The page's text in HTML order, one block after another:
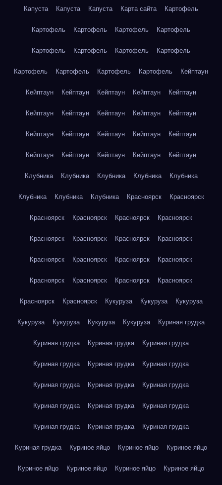
Капуста Капуста Капуста Карта сайта Картофель
Картофель Картофель Картофель Картофель
Картофель Картофель Картофель Картофель
Картофель Картофель Картофель Картофель Кейптаун
Кейптаун Кейптаун Кейптаун Кейптаун Кейптаун
Кейптаун Кейптаун Кейптаун Кейптаун Кейптаун
Кейптаун Кейптаун Кейптаун Кейптаун Кейптаун
Кейптаун Кейптаун Кейптаун Кейптаун Кейптаун
Клубника Клубника Клубника Клубника Клубника
Клубника Клубника Клубника Красноярск Красноярск
Красноярск Красноярск Красноярск Красноярск
Красноярск Красноярск Красноярск Красноярск
Красноярск Красноярск Красноярск Красноярск
Красноярск Красноярск Красноярск Красноярск
Красноярск Красноярск Кукуруза Кукуруза Кукуруза
Кукуруза Кукуруза Кукуруза Кукуруза Куриная грудка
Куриная грудка Куриная грудка Куриная грудка
Куриная грудка Куриная грудка Куриная грудка
Куриная грудка Куриная грудка Куриная грудка
Куриная грудка Куриная грудка Куриная грудка
Куриная грудка Куриная грудка Куриная грудка
Куриная грудка Куриное яйцо Куриное яйцо Куриное яйцо
Куриное яйцо Куриное яйцо Куриное яйцо Куриное яйцо